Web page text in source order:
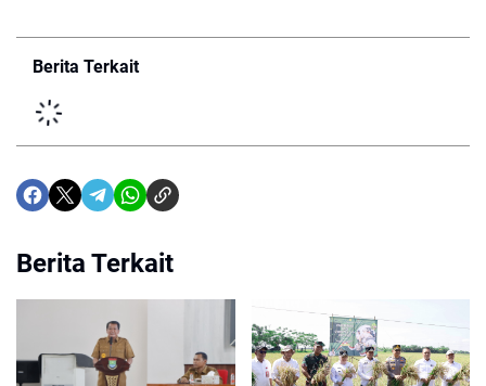
Berita Terkait
Berita Terkait